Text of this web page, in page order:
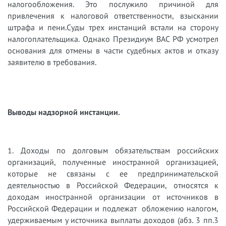
налогообложения. Это послужило причиной для
привлечения к налоговой ответственности, взыскании
штрафа и пени.Суды трех инстанций встали на сторону
налогоплательщика. Однако Президиум ВАС РФ усмотрел
основания для отмены в части судебных актов и отказу
заявителю в требования.
Выводы надзорной инстанции.
1. Доходы по долговым обязательствам российских
организаций, полученные иностранной организацией,
которые не связаны с ее предпринимательской
деятельностью в Российской Федерации, относятся к
доходам иностранной организации от источников в
Российской Федерации и подлежат обложению налогом,
удерживаемым у источника выплаты доходов (абз. 3 пп.3